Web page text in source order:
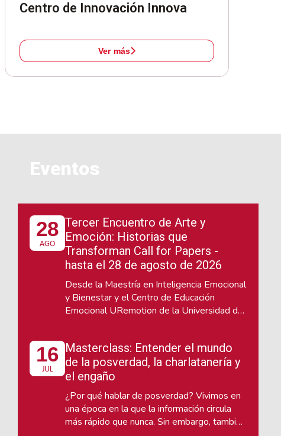
Centro de Innovación Innova
Ver más
Eventos
28
AGO
Tercer Encuentro de Arte y
Emoción: Historias que
Transforman Call for Papers -
hasta el 28 de agosto de 2026
Desde la Maestría en Inteligencia Emocional
y Bienestar y el Centro de Educación
Emocional URemotion de la Universidad del
llevará a cabo los días 22 y 23 de octubre,
un espacio interdisciplinario de reflexión y
diálogo sobre el poder de las narrativas
para conectar con las emociones.
16
JUL
Masterclass: Entender el mundo
de la posverdad, la charlatanería y
el engaño
¿Por qué hablar de posverdad? Vivimos en
una época en la que la información circula
más rápido que nunca. Sin embargo, también